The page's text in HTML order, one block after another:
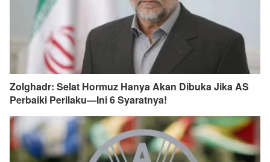
Zolghadr: Selat Hormuz Hanya Akan Dibuka Jika AS
Perbaiki Perilaku—Ini 6 Syaratnya!